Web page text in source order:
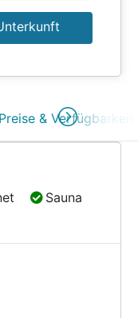
& Verfügbarkeit
Sauna
Sauna